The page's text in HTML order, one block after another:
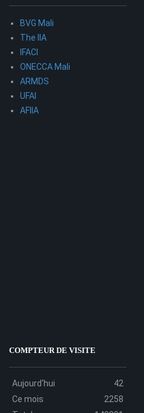
BVG Mali
The IIA
IFACI
ONECCA Mali
ARMDS
UFAI
AFIIA
COMPTEUR DE VISITE
Aujourd'hui
42
Ce mois
2258